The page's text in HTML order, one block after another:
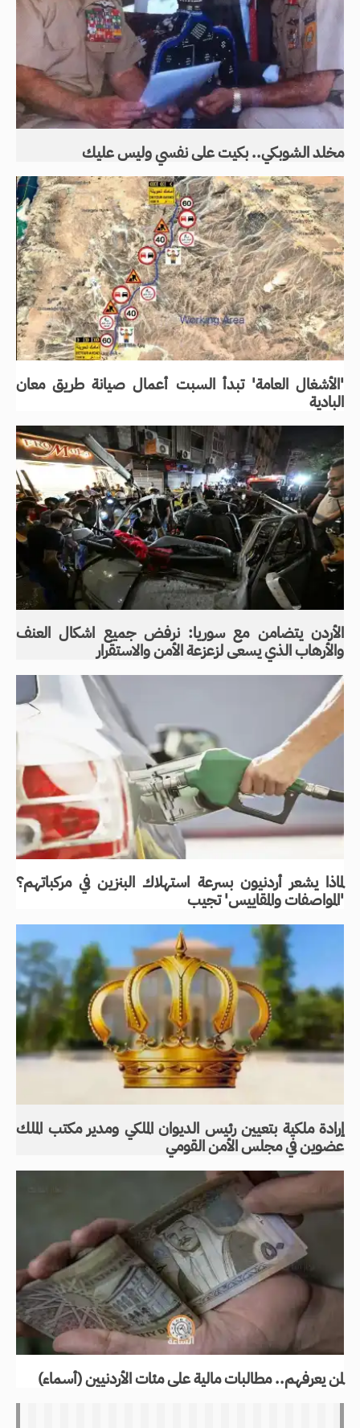
مخلد الشوبكي.. بكيت على نفسي وليس عليك
'الأشغال العامة' تبدأ السبت أعمال صيانة طريق معان
البادية
الأردن يتضامن مع سوريا: نرفض جميع اشكال العنف
والأرهاب الذي يسعى لزعزعة الأمن والاستقرار
لماذا يشعر أردنيون بسرعة استهلاك البنزين في مركباتهم؟
'المواصفات والمقاييس' تجيب
إرادة ملكية بتعيين رئيس الديوان الملكي ومدير مكتب الملك
عضوين في مجلس الأمن القومي
لمن يعرفهم.. مطالبات مالية على مئات الأردنيين (أسماء)